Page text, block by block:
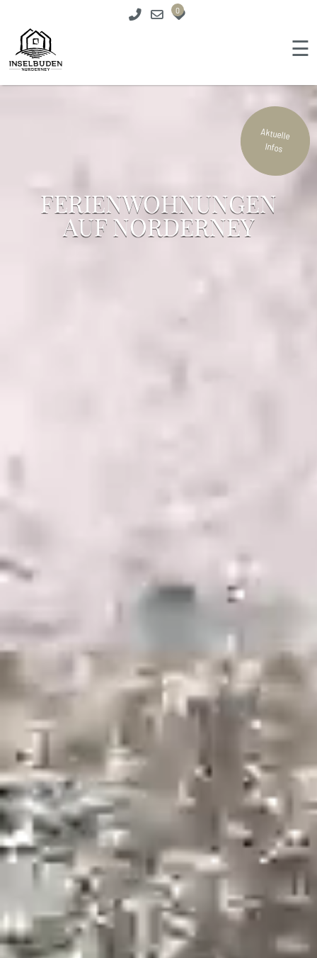
0
☰
FERIENWOHNUNGEN
AUF NORDERNEY
Aktuelle
Infos